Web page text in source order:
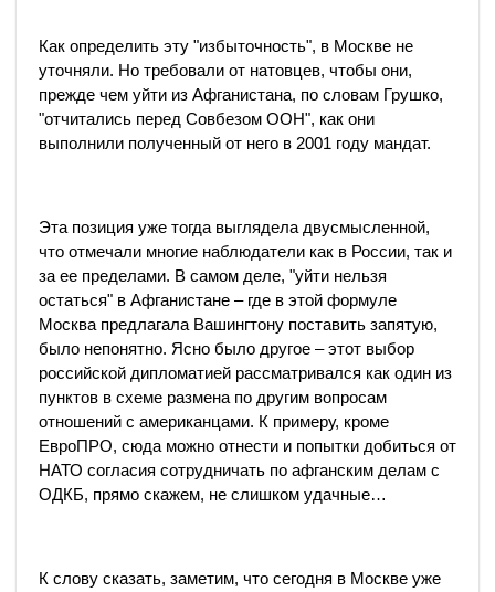
Как определить эту "избыточность", в Москве не
уточняли. Но требовали от натовцев, чтобы они,
прежде чем уйти из Афганистана, по словам Грушко,
"отчитались перед Совбезом ООН", как они
выполнили полученный от него в 2001 году мандат.
Эта позиция уже тогда выглядела двусмысленной,
что отмечали многие наблюдатели как в России, так и
за ее пределами. В самом деле, "уйти нельзя
остаться" в Афганистане – где в этой формуле
Москва предлагала Вашингтону поставить запятую,
было непонятно. Ясно было другое – этот выбор
российской дипломатией рассматривался как один из
пунктов в схеме размена по другим вопросам
отношений с американцами. К примеру, кроме
ЕвроПРО, сюда можно отнести и попытки добиться от
НАТО согласия сотрудничать по афганским делам с
ОДКБ, прямо скажем, не слишком удачные…
К слову сказать, заметим, что сегодня в Москве уже